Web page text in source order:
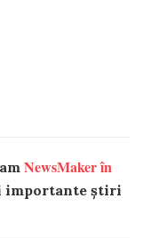
NewsMaker în
importante știri